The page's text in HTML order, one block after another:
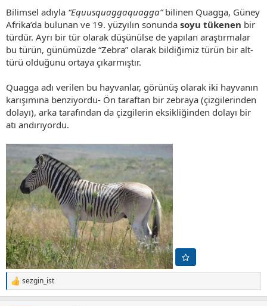
Bilimsel adıyla “Equusquaggaquagga”bilinen Quagga, Güney
Afrika’da bulunan ve 19. yüzyılın sonunda soyu tükenen bir
türdür. Ayrı bir tür olarak düşünülse de yapılan araştırmalar
bu türün, günümüzde “Zebra” olarak bildiğimiz türün bir alt-
türü olduğunu ortaya çıkarmıştır.
Quagga adı verilen bu hayvanlar, görünüş olarak iki hayvanın
karışımına benziyordu- Ön taraftan bir zebraya (çizgilerinden
dolayı), arka tarafından da çizgilerin eksikliğinden dolayı bir
atı andırıyordu.
T
e
sezgin_ist